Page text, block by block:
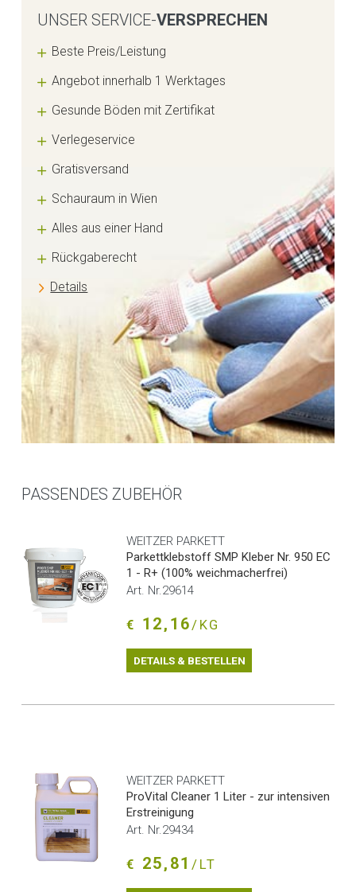
UNSER SERVICE-VERSPRECHEN
Beste Preis/Leistung
Angebot innerhalb 1 Werktages
Gesunde Böden mit Zertifikat
Verlegeservice
Gratisversand
Schauraum in Wien
Alles aus einer Hand
Rückgaberecht
Details
PASSENDES ZUBEHÖR
WEITZER PARKETT
Parkettklebstoff SMP Kleber Nr. 950 EC
1 - R+ (100% weichmacherfrei)
Art. Nr.29614
€ 12,16/KG
DETAILS & BESTELLEN
WEITZER PARKETT
ProVital Cleaner 1 Liter - zur intensiven
Erstreinigung
Art. Nr.29434
€ 25,81/LT